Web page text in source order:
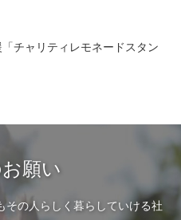
チャリティレモネードスタン
願い
その人らしく暮らしていける社